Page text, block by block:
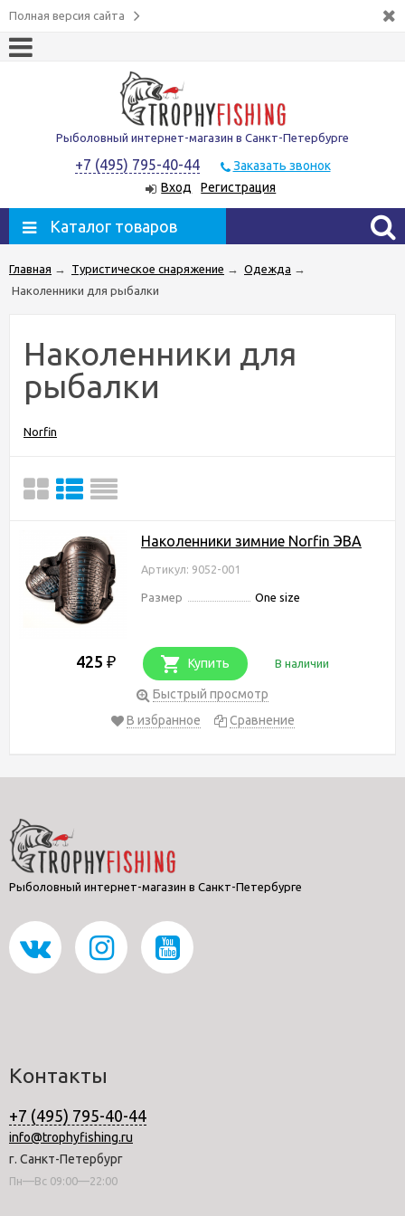
Полная версия сайта
Рыболовный интернет-магазин в Санкт-Петербурге
+7 (495) 795-40-44
Заказать звонок
Вход
Регистрация
Каталог товаров
Главная → Туристическое снаряжение → Одежда →
Наколенники для рыбалки
Наколенники для
рыбалки
Norfin
Наколенники зимние Norfin ЭВА
Артикул: 9052-001
Размер One size
425 ₽ Купить В наличии
Быстрый просмотр
В избранное
Сравнение
Рыболовный интернет-магазин в Санкт-Петербурге
Контакты
+7 (495) 795-40-44
info@trophyfishing.ru
г. Санкт-Петербург
Пн—Вс 09:00—22:00